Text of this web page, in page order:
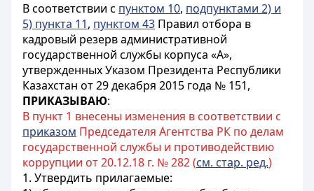
В соответствии с пунктом 10, подпунктами 2) и
5) пункта 11, пунктом 43 Правил отбора в
кадровый резерв административной
государственной службы корпуса «А»,
утвержденных Указом Президента Республики
Казахстан от 29 декабря 2015 года № 151,
ПРИКАЗЫВАЮ:
В пункт 1 внесены изменения в соответствии с
приказом Председателя Агентства РК по делам
государственной службы и противодействию
коррупции от 20.12.18 г. № 282 (см. стар. ред.)
1. Утвердить прилагаемые: